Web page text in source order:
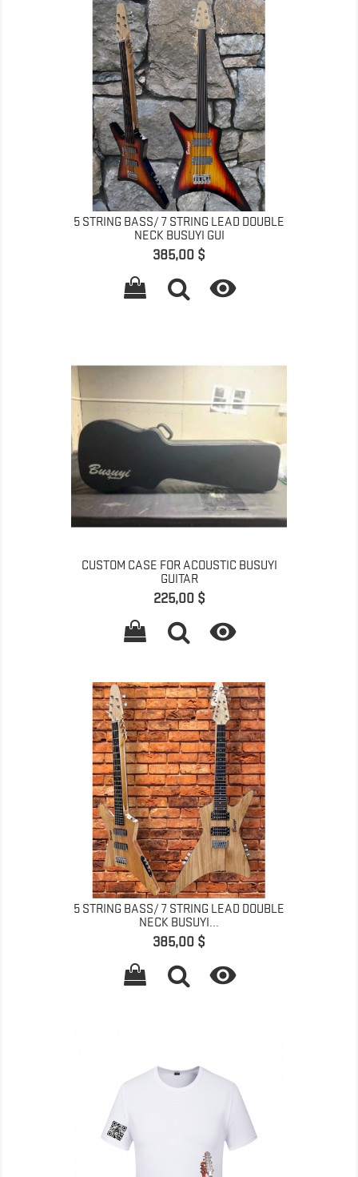
5 STRING BASS/ 7 STRING LEAD DOUBLE
NECK BUSUYI GUI
Prix
385,00 $

CUSTOM CASE FOR ACOUSTIC BUSUYI
GUITAR
Prix
225,00 $

5 STRING BASS/ 7 STRING LEAD DOUBLE
NECK BUSUYI...
Prix
385,00 $
